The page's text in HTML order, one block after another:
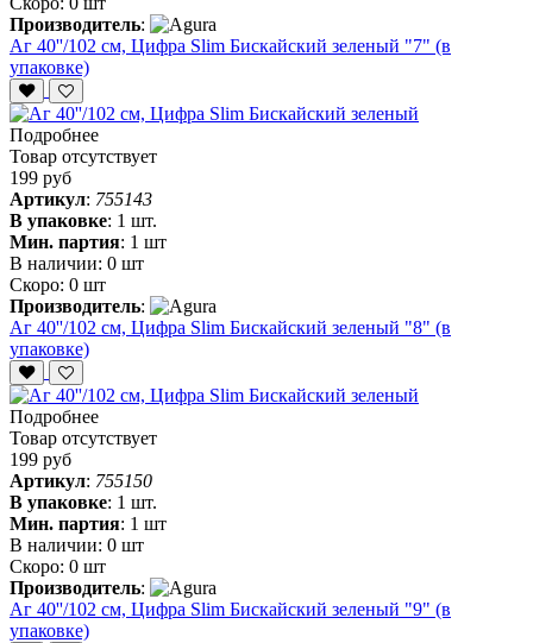
Производитель:
Аг 40''/102 см, Цифра Slim Бискайский зеленый "7" (в
упаковке)
Подробнее
Товар отсутствует
199 руб
Артикул: 755143
В упаковке: 1 шт.
Мин. партия: 1 шт
В наличии: 0 шт
Скоро: 0 шт
Производитель:
Аг 40''/102 см, Цифра Slim Бискайский зеленый "8" (в
упаковке)
Подробнее
Товар отсутствует
199 руб
Артикул: 755150
В упаковке: 1 шт.
Мин. партия: 1 шт
В наличии: 0 шт
Скоро: 0 шт
Производитель:
Аг 40''/102 см, Цифра Slim Бискайский зеленый "9" (в
упаковке)